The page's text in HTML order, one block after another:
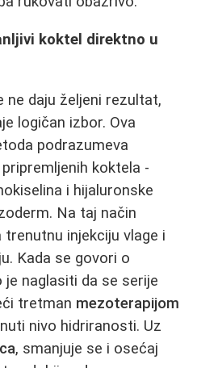
koktel direktno u
ne daju željeni rezultat,
logičan izbor. Ova
podrazumeva
koktela -
i hijaluronske
Na taj način
trenutnu injekciju vlage i
Kada se govori o
je naglasiti da se serije
tretman mezoterapijom
nivo hidriranosti. Uz
, smanjuje se i osećaj